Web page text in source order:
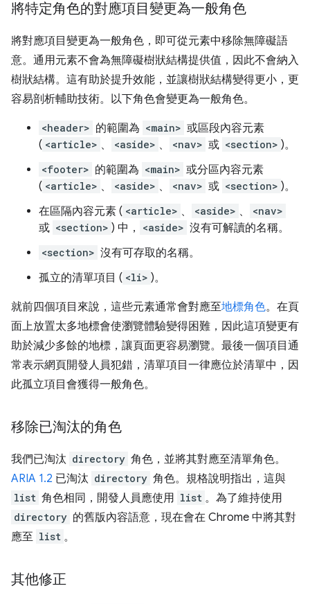
將特定角色的對應項目變更為一般角色
將對應項目變更為一般角色，即可從元素中移除無障礙語
意。通用元素不會為無障礙樹狀結構提供值，因此不會納入
樹狀結構。這有助於提升效能，並讓樹狀結構變得更小，更
容易剖析輔助技術。以下角色會變更為一般角色。
<header> 的範圍為 <main> 或區段內容元素
( <article> 、 <aside> 、 <nav> 或 <section> )。
<footer> 的範圍為 <main> 或分區內容元素
( <article> 、 <aside> 、 <nav> 或 <section> )。
在區隔內容元素 ( <article> 、 <aside> 、 <nav>
或 <section> ) 中， <aside> 沒有可解讀的名稱。
<section> 沒有可存取的名稱。
孤立的清單項目 ( <li> )。
就前四個項目來說，這些元素通常會對應至地標角色。在頁
面上放置太多地標會使瀏覽體驗變得困難，因此這項變更有
助於減少多餘的地標，讓頁面更容易瀏覽。最後一個項目通
常表示網頁開發人員犯錯，清單項目一律應位於清單中，因
此孤立項目會獲得一般角色。
移除已淘汰的角色
我們已淘汰 directory 角色，並將其對應至清單角色。
ARIA 1.2 已淘汰 directory 角色。規格說明指出，這與
list 角色相同，開發人員應使用 list 。為了維持使用
directory 的舊版內容語意，現在會在 Chrome 中將其對
應至 list 。
其他修正